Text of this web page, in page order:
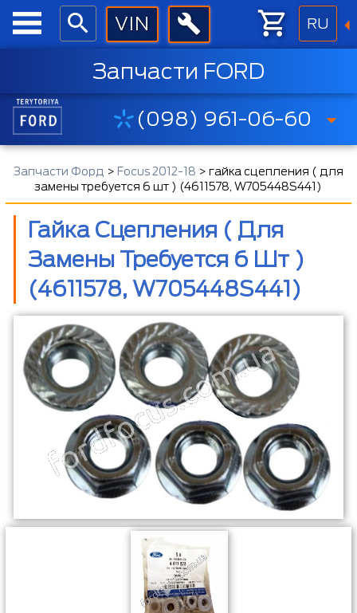
RU
Запчасти FORD
(098) 961-06-60
Запчасти Форд > Focus 2012-18 > гайка сцепления ( для
замены требуется 6 шт ) (4611578, W705448S441)
Гайка Сцепления ( Для
Замены Требуется 6 Шт )
(4611578, W705448S441)